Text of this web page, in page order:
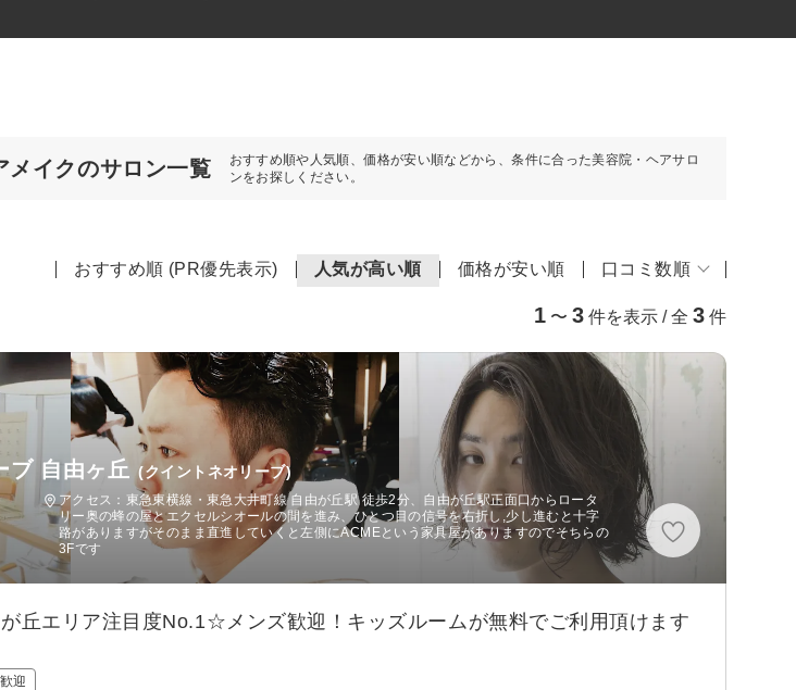
メイクのサロン一覧
おすすめ順や人気順、価格が安い順などから、条件に合った美容院・ヘアサロ
ンをお探しください。
おすすめ順 (PR優先表示) 人気が高い順 価格が安い順 口コミ数順
1 〜 3 件を表示 / 全 3 件
自由ヶ丘 (クイントネオリーブ)
アクセス：東急東横線・東急大井町線 自由が丘駅 徒歩2分、自由が丘駅正面口からロータ
リー奥の蜂の屋とエクセルシオールの間を進み、ひとつ目の信号を右折し,少し進むと十字
路がありますがそのまま直進していくと左側にACMEという家具屋がありますのでそちらの
3Fです
丘エリア注目度No.1☆メンズ歓迎！キッズルームが無料でご利用頂けます
迎